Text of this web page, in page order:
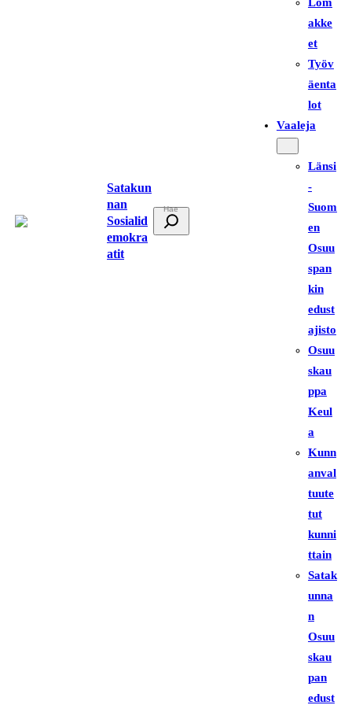
Satakun
nan
Sosialid
emokra
atit
t
akke
et
Työv
äenta
lot
Vaaleja
Länsi
-
Suom
en
Osuu
span
kin
edust
ajisto
Osuu
skau
ppa
Keul
a
Kunn
anval
tuute
tut
kunni
ttain
Satak
unna
n
Osuu
skau
pan
edust